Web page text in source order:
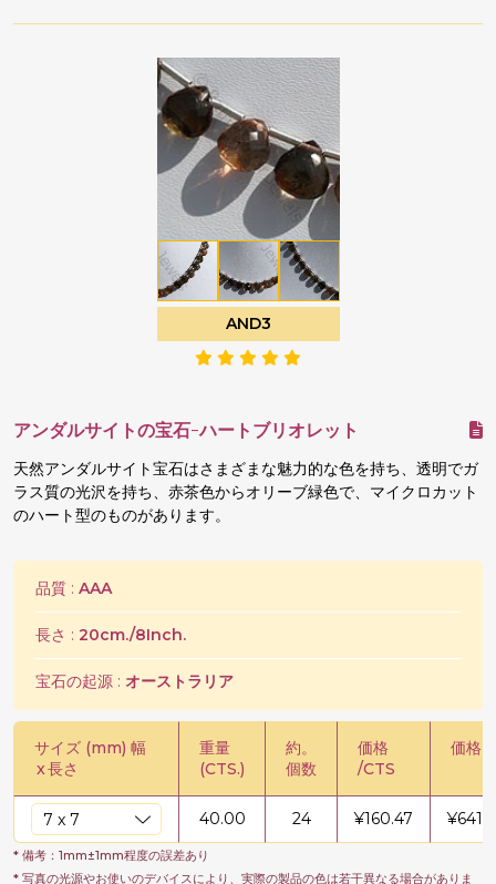
AND3
アンダルサイトの宝石-ハートブリオレット
天然アンダルサイト宝石はさまざまな魅力的な色を持ち、透明でガ
ラス質の光沢を持ち、赤茶色からオリーブ緑色で、マイクロカット
のハート型のものがあります。
品質 : AAA
長さ : 20cm./8Inch.
宝石の起源 : オーストラリア
サイズ (mm) 幅
x長さ
重量
(CTS.)
約。
個数
価格
/CTS
価格 /
40.00 24 ¥160.47 ¥
* 備考：1mm±1mm程度の誤差あり
* 写真の光源やお使いのデバイスにより、実際の製品の色は若干異なる場合がありま